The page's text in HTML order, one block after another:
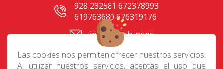
Las cookies nos permiten ofrecer nuestros servicios.
Al utilizar nuestros servicios, aceptas el uso que
928 232581 672378993
619763680 676319176
info@batch-pc.es
C/ Gral. Mas de Gaminde
24 35006, Las Palmas